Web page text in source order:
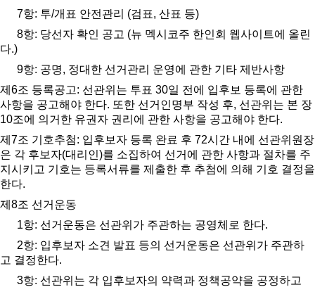
7항: 투/개표 안전관리 (검표, 산표 등)
8항: 당선자 확인 공고 (뉴 멕시코주 한인회 웹사이트에 올린
다.)
9항: 공명, 정대한 선거관리 운영에 관한 기타 제반사항
제 6조 등록공고: 선관위는 투표 30일 전에 입후보 등록에 관한
사항을 공고해야 한다. 또한 선거인명부 작성 후, 선관위는 본 장
10조에 의거한 유권자 권리에 관한 사항을 공고해야 한다.
제 7조 기호추첨: 입후보자 등록 완료 후 72시간 내에 선관위원장
은 각 후보자(대리인)를 소집하여 선거에 관한 사항과 절차를 주
지시키고 기호는 등록서류를 제출한 후 추첨에 의해 기호 결정을
한다.
제 8조 선거운동
1항: 선거운동은 선관위가 주관하는 공영체로 한다.
2항: 입후보자 소견 발표 등의 선거운동은 선관위가 주관하
고 결정한다.
3항: 선관위는 각 입후보자의 약력과 정책공약을 공정하고